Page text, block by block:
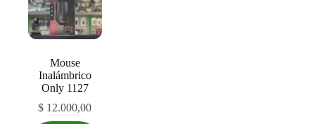
Mouse
Inalámbrico
Only 1127
$ 12.000,00